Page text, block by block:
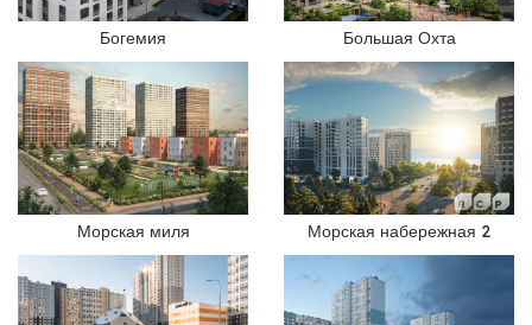
Богемия Большая Охта
Морская миля Морская набережная 2